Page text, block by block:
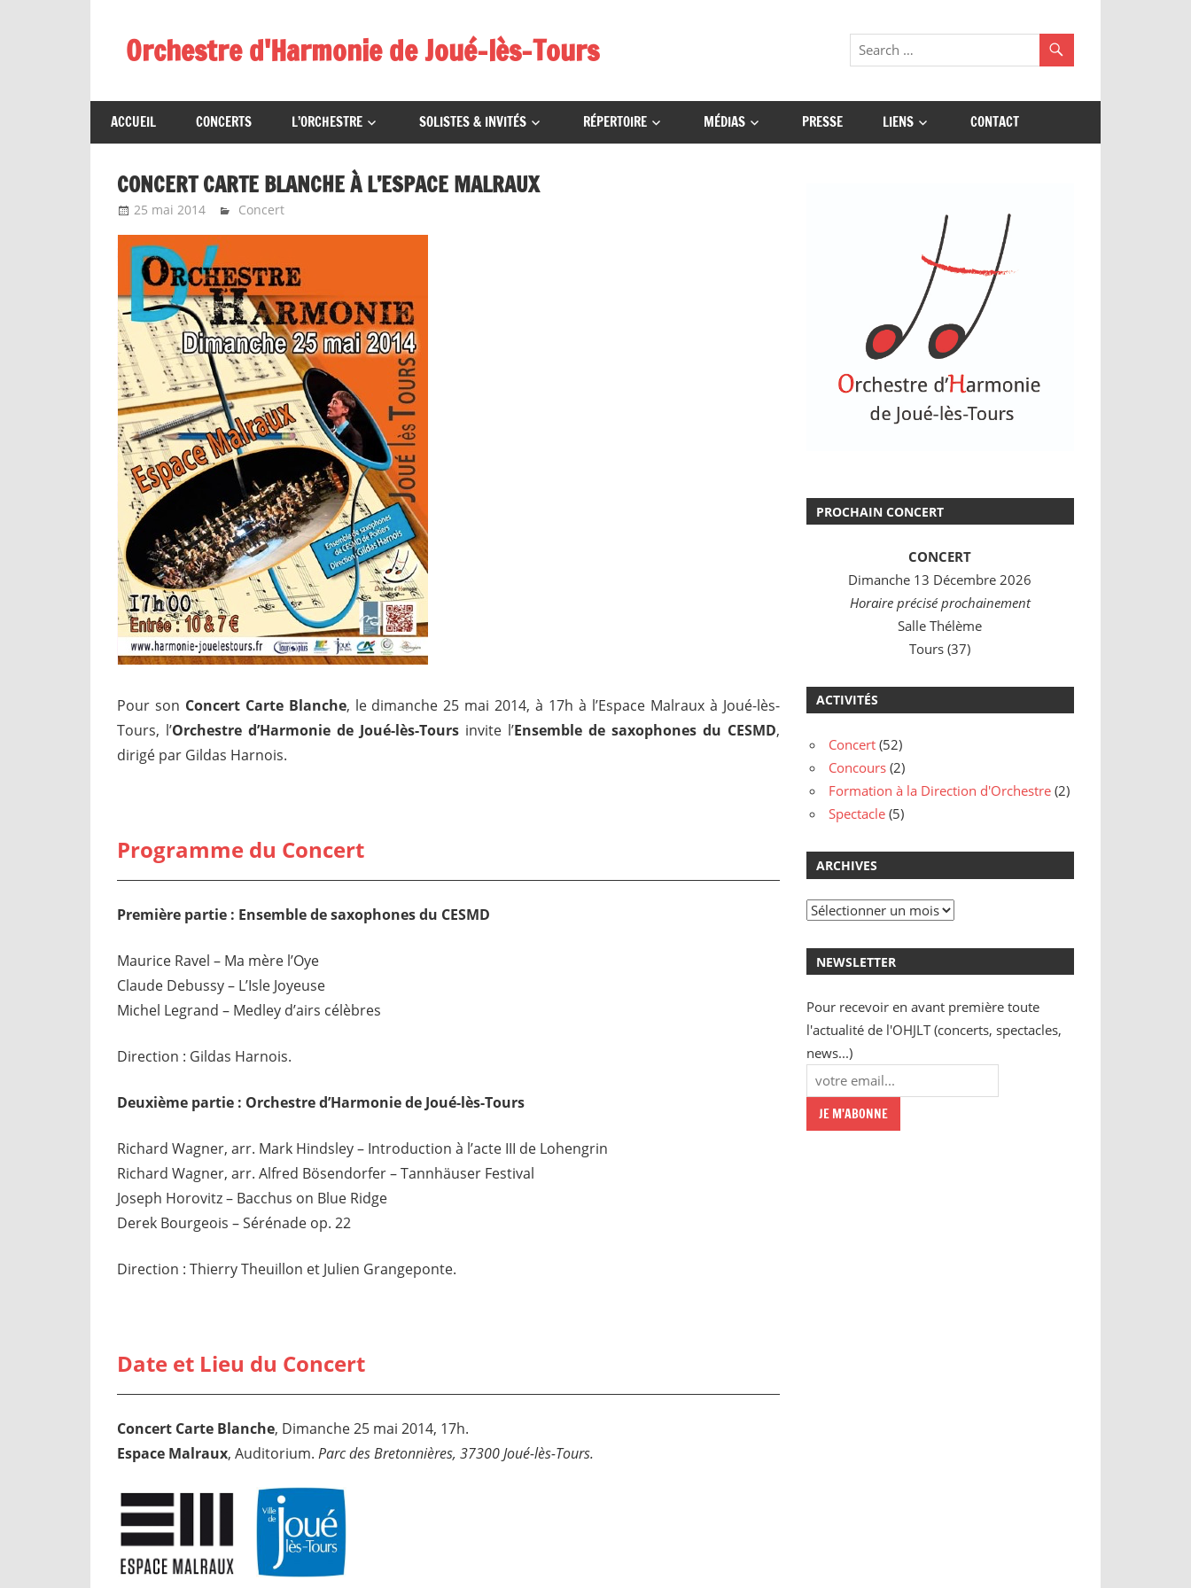
contentOrchestre d'Harmonie de Joué-lès-Tours
ACCUEIL CONCERTS L’ORCHESTRE SOLISTES & INVITÉS RÉPERTOIRE MÉDIAS PRESSE LIENS CONTACT
CONCERT CARTE BLANCHE À L’ESPACE MALRAUX
25 mai 2014 Emeline Design
Concert
Pour son Concert Carte Blanche, le dimanche 25 mai 2014, à 17h à l’Espace Malraux à Joué-lès-
Tours, l’Orchestre d’Harmonie de Joué-lès-Toursinvite l’Ensemble de saxophones du CESMD,
dirigé par Gildas Harnois.
Programme du Concert
Première partie : Ensemble de saxophones du CESMD
Maurice Ravel – Ma mère l’Oye
Claude Debussy – L’Isle Joyeuse
Michel Legrand – Medley d’airs célèbres
Direction : Gildas Harnois.
Deuxième partie : Orchestre d’Harmonie de Joué-lès-Tours
Richard Wagner, arr. Mark Hindsley – Introduction à l’acte III de Lohengrin
Richard Wagner, arr. Alfred Bösendorfer – Tannhäuser Festival
Joseph Horovitz – Bacchus on Blue Ridge
Derek Bourgeois – Sérénade op. 22
Direction : Thierry Theuillon et Julien Grangeponte.
Date et Lieu du Concert
Concert Carte Blanche, Dimanche 25 mai 2014, 17h.
Espace Malraux, Auditorium. Parc des Bretonnières, 37300 Joué-lès-Tours.
PROCHAIN CONCERT
CONCERT
Dimanche 13 Décembre 2026
Horaire précisé prochainement
Salle Thélème
Tours (37)
ACTIVITÉS
Concert (52)
Concours (2)
Formation à la Direction d'Orchestre (2)
Spectacle (5)
ARCHIVES
Archives
NEWSLETTER
Pour recevoir en avant première toute
l'actualité de l'OHJLT (concerts, spectacles,
news...)